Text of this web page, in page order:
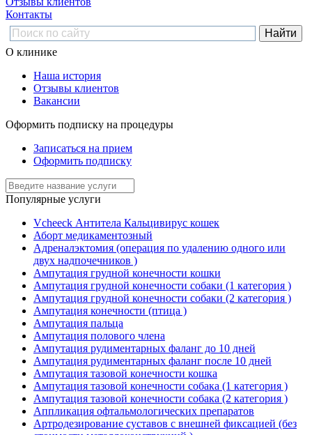
Контакты
О клинике
Наша история
Отзывы клиентов
Вакансии
Оформить подписку на процедуры
Записаться на прием
Оформить подписку
Популярные услуги
Vcheeck Антитела Кальцивирус кошек
Аборт медикаментозный
Адреналэктомия (операция по удалению одного или
двух надпочечников )
Ампутация грудной конечности кошки
Ампутация грудной конечности собаки (1 категория )
Ампутация грудной конечности собаки (2 категория )
Ампутация конечности (птица )
Ампутация пальца
Ампутация полового члена
Ампутация рудиментарных фаланг до 10 дней
Ампутация рудиментарных фаланг после 10 дней
Ампутация тазовой конечности кошка
Ампутация тазовой конечности собака (1 категория )
Ампутация тазовой конечности собака (2 категория )
Аппликация офтальмологических препаратов
Артродезирование суставов с внешней фиксацией (без